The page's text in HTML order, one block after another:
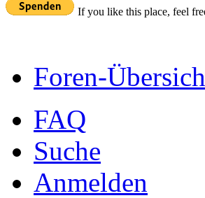
If you like this place, feel
Foren-
FAQ
Suche
Anmelden